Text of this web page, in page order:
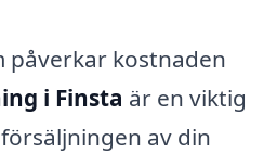
påverkar kostnaden
i Finsta är en viktig
av din